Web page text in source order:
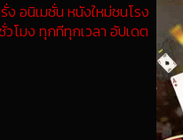
อนิเมชั่น หนังใหม่ชนโรง
โมง ทุกทีทุกเวลา อัปเดต